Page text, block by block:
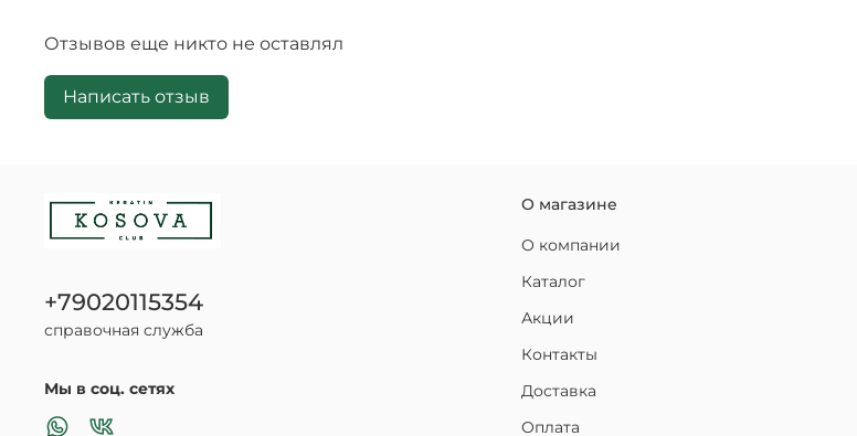
Отзывов еще никто не оставлял
Написать отзыв
О магазине
О компании
Каталог
Акции
Контакты
Доставка
Оплата
+79020115354
справочная служба
Мы в соц. сетях